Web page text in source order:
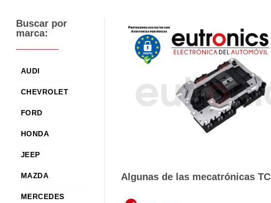
Buscar por
marca:
AUDI
CHEVROLET
FORD
HONDA
JEEP
MAZDA
MERCEDES
Algunas de las mecatrónicas